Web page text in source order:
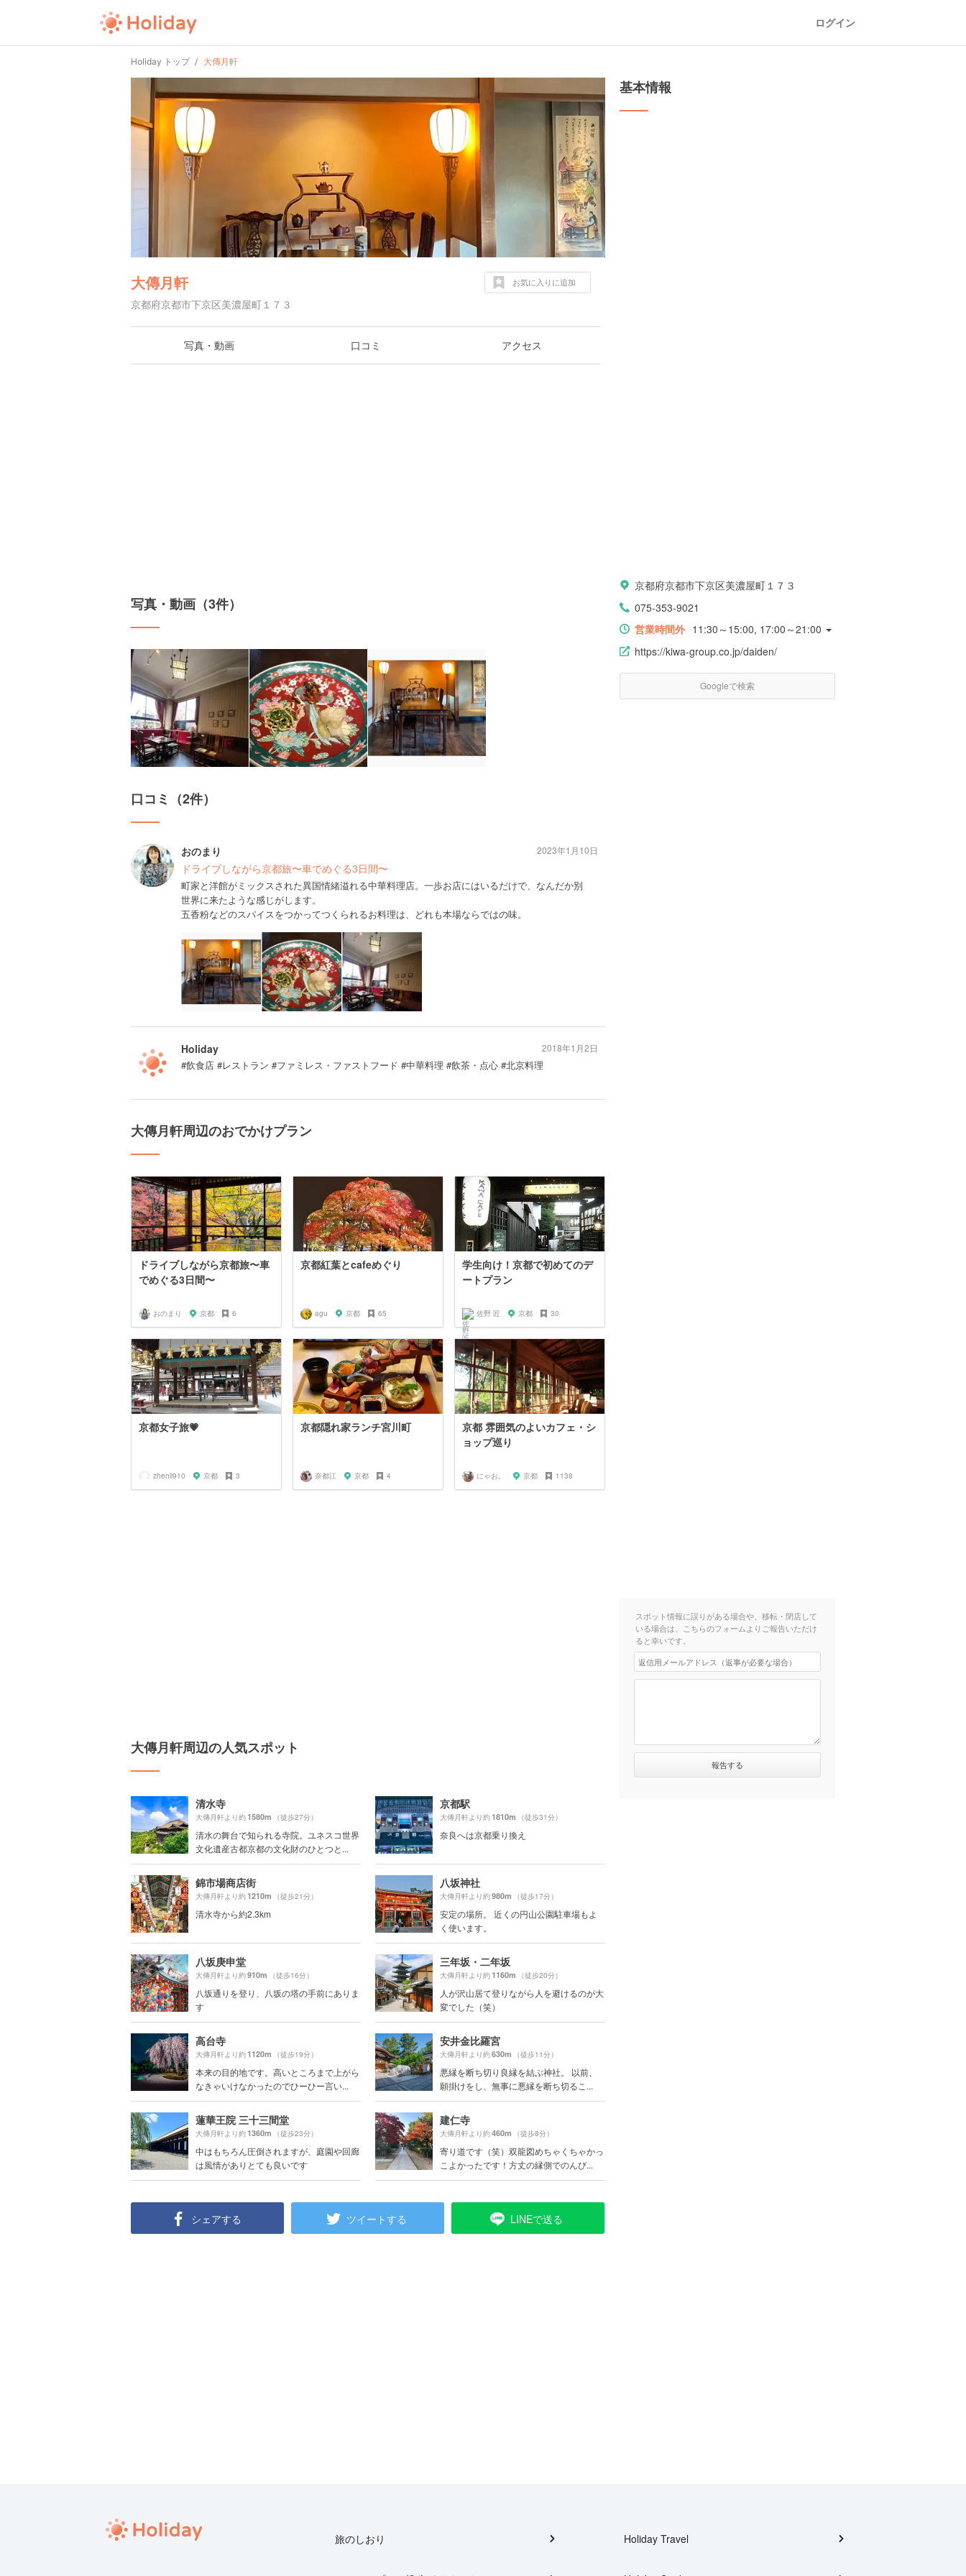
ログイン
Holiday トップ 大傳月軒
大傳月軒
京都府京都市下京区美濃屋町１７３
お気に入りに追加
写真・動画 口コミ アクセス
写真・動画（3件）
口コミ（2件）
おのまり
ドライブしながら京都旅〜車でめぐる3日間〜
町家と洋館がミックスされた異国情緒溢れる中華料理店。一歩お店にはいるだけで、なんだか別
世界に来たような感じがします。
五香粉などのスパイスをつかってつくられるお料理は、どれも本場ならではの味。
2023年1月10日
Holiday
#飲食店 #レストラン #ファミレス・ファストフード #中華料理 #飲茶・点心 #北京料理
2018年1月2日
大傳月軒周辺のおでかけプラン
ドライブしながら京都旅〜車
でめぐる3日間〜
おのまり 京都 6
京都紅葉とcafeめぐり
agu 京都 65
学生向け！京都で初めてのデ
ートプラン
佐野 匠 京都 30
京都女子旅💗
zhenli910 京都 3
京都隠れ家ランチ宮川町
奈都江 京都 4
京都 雰囲気のよいカフェ・シ
ョップ巡り
にゃお。 京都 1138
大傳月軒周辺の人気スポット
清水寺
大傳月軒より約1580m （徒歩27分）
清水の舞台で知られる寺院。ユネスコ世界
文化遺産古都京都の文化財のひとつと...
京都駅
大傳月軒より約1810m （徒歩31分）
奈良へは京都乗り換え
錦市場商店街
大傳月軒より約1210m （徒歩21分）
清水寺から約2.3km
八坂神社
大傳月軒より約980m （徒歩17分）
安定の場所。 近くの円山公園駐車場もよ
く使います。
八坂庚申堂
大傳月軒より約910m （徒歩16分）
八坂通りを登り、八坂の塔の手前にありま
す
三年坂・二年坂
大傳月軒より約1160m （徒歩20分）
人が沢山居て登りながら人を避けるのが大
変でした（笑）
高台寺
大傳月軒より約1120m （徒歩19分）
本来の目的地です。高いところまで上がら
なきゃいけなかったのでひーひー言い...
安井金比羅宮
大傳月軒より約630m （徒歩11分）
悪縁を断ち切り良縁を結ぶ神社。 以前、
願掛けをし、無事に悪縁を断ち切るこ...
蓮華王院 三十三間堂
大傳月軒より約1360m （徒歩23分）
中はもちろん圧倒されますが、庭園や回廊
は風情がありとても良いです
建仁寺
大傳月軒より約460m （徒歩8分）
寄り道です（笑）双龍図めちゃくちゃかっ
こよかったです！方丈の縁側でのんび...
シェアする ツイートする LINEで送る
基本情報
京都府京都市下京区美濃屋町１７３
075-353-9021
営業時間外 11:30～15:00, 17:00～21:00
https://kiwa-group.co.jp/daiden/
Googleで検索
スポット情報に誤りがある場合や、移転・閉店して
いる場合は、こちらのフォームよりご報告いただけ
ると幸いです。
旅のしおり Holiday Travel